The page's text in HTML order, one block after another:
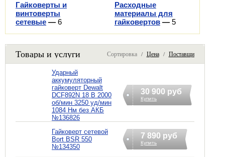
Гайковерты и
винтоверты
сетевые — 6
Расходные
материалы для
гайковертов— 5
Товары и услуги Сортировка / Цена/ Поставщик
Ударный
аккумуляторный
гайковерт Dewalt
DCF892N 18 В 2000
об/мин 3250 уд/мин
1084 Нм без АКБ
№136826
30 900 руб
Купить
Гайковерт сетевой
Bort BSR 550
№134350
7 890 руб
Купить